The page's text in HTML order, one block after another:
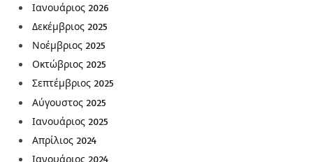
Ιανουάριος 2026
Δεκέμβριος 2025
Νοέμβριος 2025
Οκτώβριος 2025
Σεπτέμβριος 2025
Αύγουστος 2025
Ιανουάριος 2025
Απρίλιος 2024
Ιανουάριος 2024